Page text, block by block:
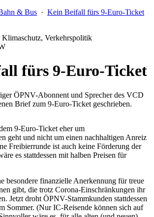
& Bus · Kein Beifall fürs 9-Euro-Ticket
Verkehrspolitik
fürs 9-Euro-Ticket
ÖPNV-Abonnent und Sprecher des VCD
Brief zum 9-Euro-Ticket geschrieben.
9-Euro-Ticket eher um
geht und nicht um einen nachhaltigen Anreiz
Freibierrunde ist auch keine Förderung der
es stattdessen mit halben Preisen für
besondere finanzielle Anerkennung für treue
gibt, die trotz Corona-Einschränkungen ihr
Jetzt droht ÖPNV-Stammkunden stattdessen
Sommer. (Nur IC-Reisende können sich auf